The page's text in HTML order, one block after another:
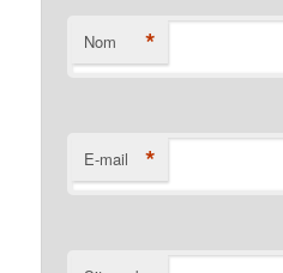
Nom *
E-mail *